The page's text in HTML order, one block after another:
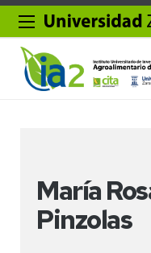
María
Pinzolas